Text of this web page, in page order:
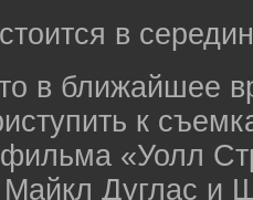
в
в ближайшее
к
фильма «Уолл
Майкл Дуглас